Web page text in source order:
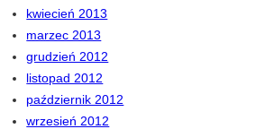
kwiecień 2013
marzec 2013
grudzień 2012
listopad 2012
październik 2012
wrzesień 2012